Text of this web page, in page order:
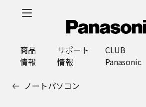
商品
情報
サポート
情報
CLUB
Panasonic
ノートパソコン